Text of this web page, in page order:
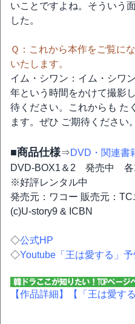
いことですよね。そういう
した。
Ｑ：これから本作をご覧に
いたします。
イム・シワン：イム・シワ
年という時間をかけて撮影
待ください。これからも た
ます。ぜひ ご期待ください。
■商品仕様⇒DVD・関連書
DVD-BOX1＆2 発売中 各
※好評レンタル中
発売元：ワコー 販売元：TC
(c)U-story9 & ICBN
◇公式HP
◇Youtube「王は愛する」
【作品詳細】 【「王は愛す